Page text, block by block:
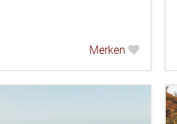
Merken